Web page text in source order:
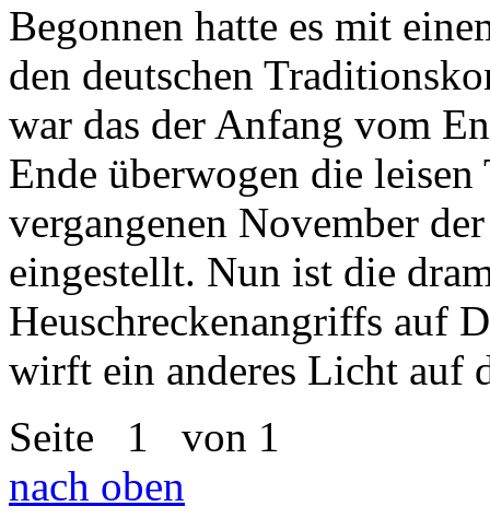
Begonnen hatte es mit
den deutschen
war das der Anfang vom
Ende überwogen die
vergangenen November
eingestellt. Nun ist die
Heuschreckenangriffs auf
wirft ein anderes Licht auf
Seite 1 von 1
nach oben